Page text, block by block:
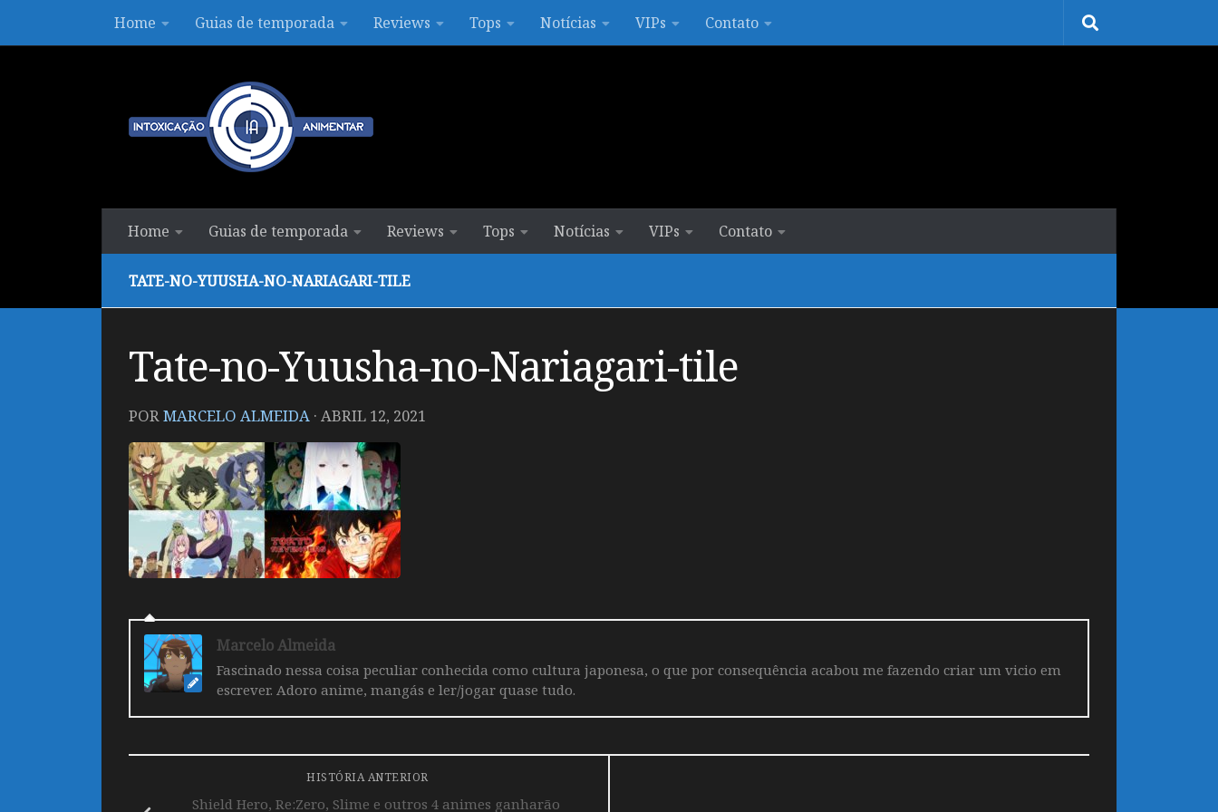
Skip to contentHome Guias de temporada Reviews Tops Notícias VIPs Contato
Home Guias de temporada Reviews Tops Notícias VIPs Contato
TATE-NO-YUUSHA-NO-NARIAGARI-TILE
Tate-no-Yuusha-no-Nariagari-tile
PORMARCELO ALMEIDA · ABRIL 12, 2021
Marcelo Almeida
Fascinado nessa coisa peculiar conhecida como cultura japonesa, o que por consequência acabou me fazendo criar um vicio em
escrever. Adoro anime, mangás e ler/jogar quase tudo.
HISTÓRIA ANTERIOR
Shield Hero, Re:Zero, Slime e outros 4 animes ganharão